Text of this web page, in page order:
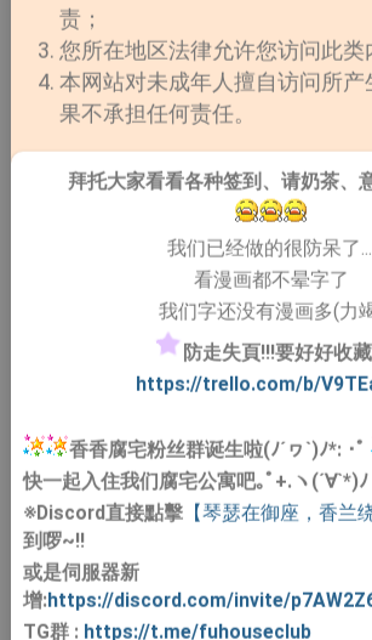
责；
您所在地区法律允许您访问此类
本网站对未成年人擅自访问所产
果不承担任何责任。
拜托大家看看各种签到、请奶茶、
我们已经做的很防呆了
看漫画都不晕字了
我们字还没有漫画多(力
防走失頁!!!要好好收
https://trello.com/b/
香香腐宅粉丝群诞生啦(ﾉ´ヮ`)ﾉ*: ･ﾟ
快一起入住我们腐宅公寓吧｡ﾟ+.ヽ(´∀`*)ﾉ
※Discord直接點擊【琴瑟在御座，香兰
到啰~!!
或是伺服器新
增:https://discord.com/invite/
TG群: https://t.me/fuhouseclub